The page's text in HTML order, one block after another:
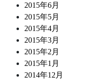
2015年6月
2015年5月
2015年4月
2015年3月
2015年2月
2015年1月
2014年12月